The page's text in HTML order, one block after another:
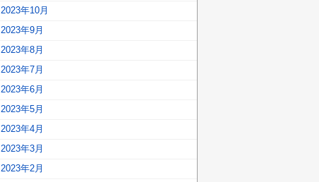
2023年10月
2023年9月
2023年8月
2023年7月
2023年6月
2023年5月
2023年4月
2023年3月
2023年2月